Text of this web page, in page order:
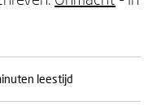
leestijd